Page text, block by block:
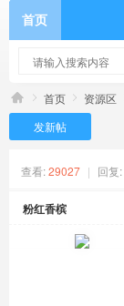
首页
首页 资源区
发新帖
查看: 29027 | 回复:
粉红香槟